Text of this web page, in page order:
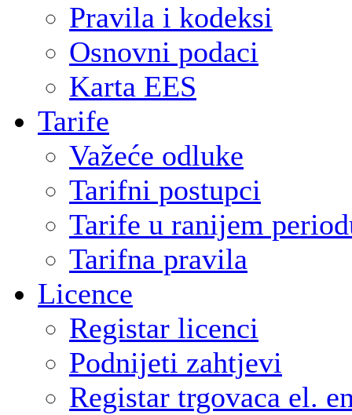
Pravila i kodeksi
Osnovni podaci
Karta EES
Tarife
Važeće odluke
Tarifni postupci
Tarife u ranijem
Tarifna pravila
Licence
Registar licenci
Podnijeti zahtjevi
Registar trgovaca el.